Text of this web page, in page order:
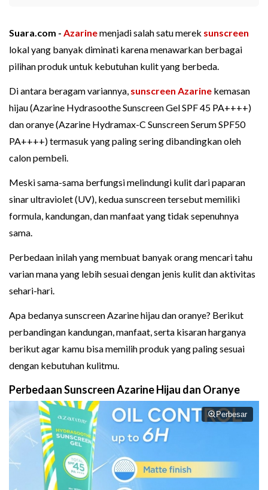
Suara.com - Azarinemenjadi salah satu merek sunscreen
lokal yang banyak diminati karena menawarkan berbagai
pilihan produk untuk kebutuhan kulit yang berbeda.
Di antara beragam variannya, sunscreen Azarine kemasan
hijau (Azarine Hydrasoothe Sunscreen Gel SPF 45 PA++++)
dan oranye (Azarine Hydramax-C Sunscreen Serum SPF50
PA++++) termasuk yang paling sering dibandingkan oleh
calon pembeli.
Meski sama-sama berfungsi melindungi kulit dari paparan
sinar ultraviolet (UV), kedua sunscreen tersebut memiliki
formula, kandungan, dan manfaat yang tidak sepenuhnya
sama.
Perbedaan inilah yang membuat banyak orang mencari tahu
varian mana yang lebih sesuai dengan jenis kulit dan aktivitas
sehari-hari.
Apa bedanya sunscreen Azarine hijau dan oranye? Berikut
perbandingan kandungan, manfaat, serta kisaran harganya
berikut agar kamu bisa memilih produk yang paling sesuai
dengan kebutuhan kulitmu.
Perbedaan Sunscreen Azarine Hijau dan Oranye
Perbesar